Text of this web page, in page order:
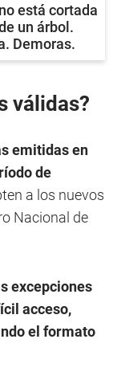
está cortada
un árbol.
Demoras.
válidas?
emitidas en
de
a los nuevos
Nacional de
excepciones
acceso,
el formato